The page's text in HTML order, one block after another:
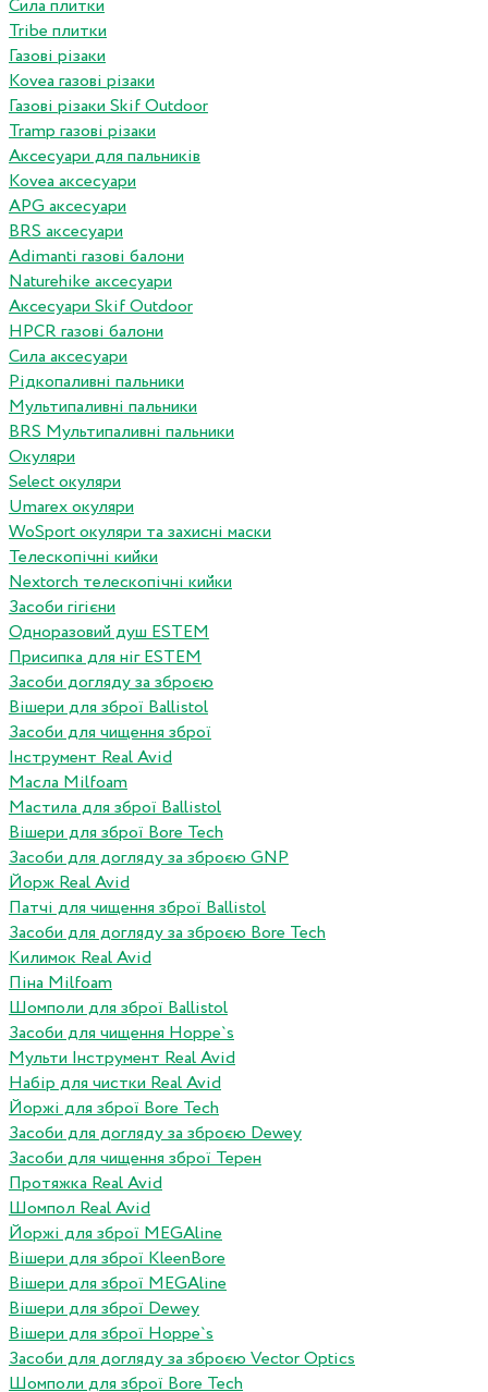
Сила плитки
Tribe плитки
Газові різаки
Kovea газові різаки
Газові різаки Skif Outdoor
Tramp газові різаки
Аксесуари для пальників
Kovea аксесуари
APG аксесуари
BRS аксесуари
Adimanti газові балони
Naturehike аксесуари
Аксесуари Skif Outdoor
HPCR газові балони
Сила аксесуари
Рідкопаливні пальники
Мультипаливні пальники
BRS Мультипаливні пальники
Окуляри
Select окуляри
Umarex окуляри
WoSport окуляри та захисні маски
Телескопічні кийки
Nextorch телескопічні кийки
Засоби гігієни
Одноразовий душ ESTEM
Присипка для ніг ESTEM
Засоби догляду за зброєю
Вішери для зброї Ballistol
Засоби для чищення зброї
Інструмент Real Avid
Масла Milfoam
Мастила для зброї Ballistol
Вішери для зброї Bore Tech
Засоби для догляду за зброєю GNP
Йорж Real Avid
Патчі для чищення зброї Ballistol
Засоби для догляду за зброєю Bore Tech
Килимок Real Avid
Піна Milfoam
Шомполи для зброї Ballistol
Засоби для чищення Hoppe`s
Мульти Інструмент Real Avid
Набір для чистки Real Avid
Йоржі для зброї Bore Tech
Засоби для догляду за зброєю Dewey
Засоби для чищення зброї Терен
Протяжка Real Avid
Шомпол Real Avid
Йоржі для зброї MEGAline
Вішери для зброї KleenBore
Вішери для зброї MEGAline
Вішери для зброї Dewey
Вішери для зброї Hoppe`s
Засоби для догляду за зброєю Vector Optics
Шомполи для зброї Bore Tech